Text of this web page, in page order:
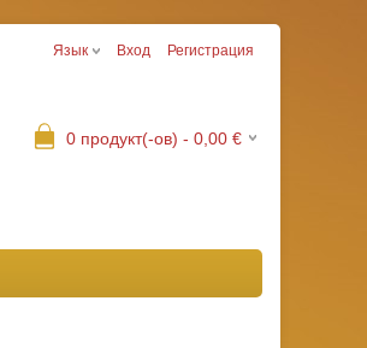
Язык Вход Регистрация
0 продукт(-ов) - 0,00 €